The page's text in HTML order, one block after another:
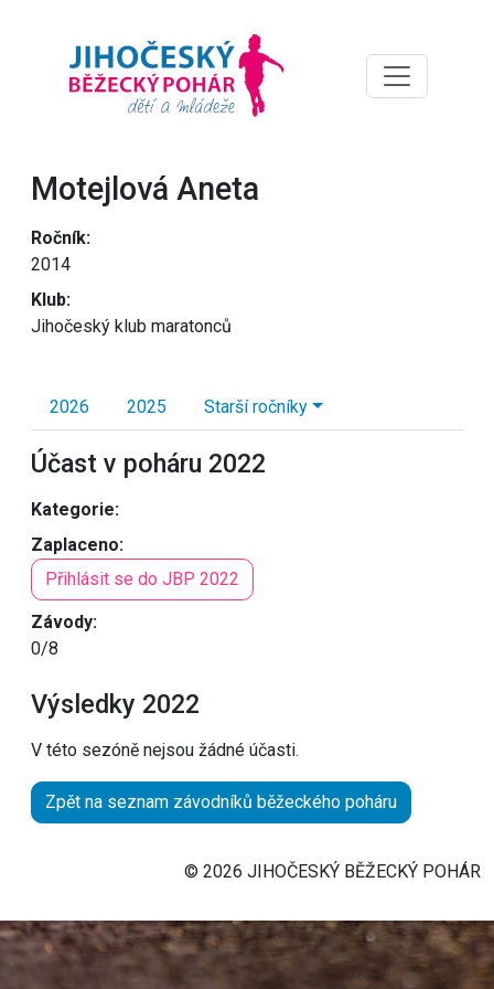
Motejlová Aneta
Ročník:
2014
Klub:
Jihočeský klub maratonců
2026 2025 Starší ročníky
Účast v poháru 2022
Kategorie:
Zaplaceno:
Přihlásit se do JBP 2022
Závody:
0/8
Výsledky 2022
V této sezóně nejsou žádné účasti.
Zpět na seznam závodníků běžeckého poháru
© 2026 JIHOČESKÝ BĚŽECKÝ POHÁR